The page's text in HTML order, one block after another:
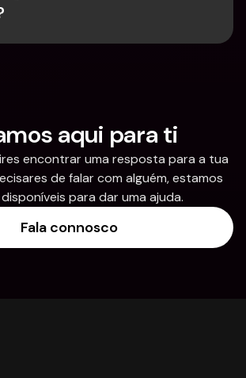
aqui para ti
encontrar uma resposta para a tua
de falar com alguém, estamos
para dar uma ajuda.
Fala connosco